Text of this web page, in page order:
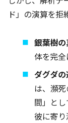
ド」の演算を拒
銀葉樹の
体を完全
ダグダの
は、瀕
間」と
彼に寄